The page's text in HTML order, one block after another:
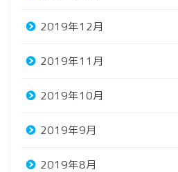
2019年12月
2019年11月
2019年10月
2019年9月
2019年8月